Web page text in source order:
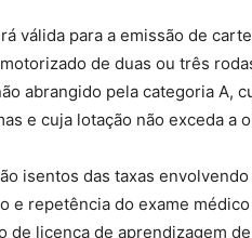
válida para a emissão de
de duas ou três
abrangido pela categoria A,
e cuja lotação não exceda a
isentos das taxas
e repetência do exame
de licença de aprendizagem